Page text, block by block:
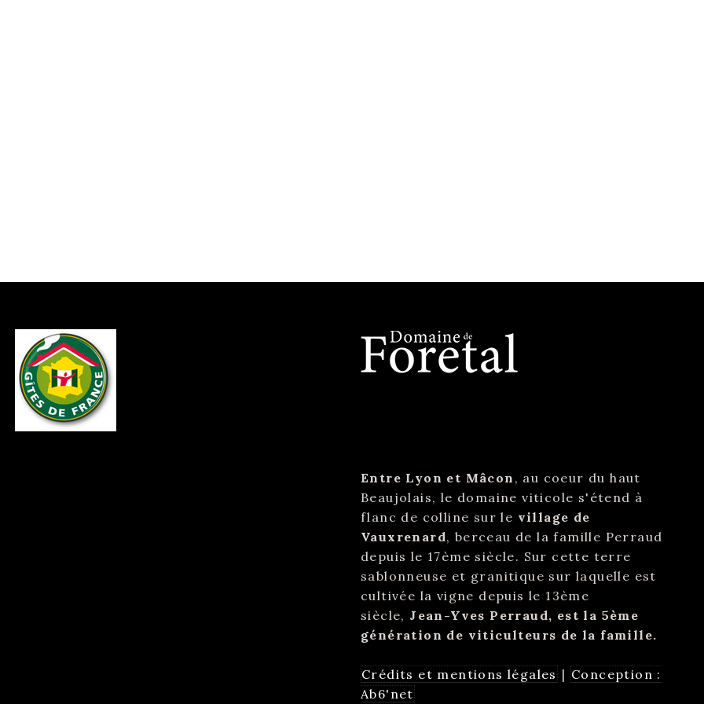
Entre Lyon et Mâcon , au coeur du haut
Beaujolais, le domaine viticole s'étend à
flanc de colline sur le village de
Vauxrenard, berceau de la famille Perraud
depuis le 17ème siècle. Sur cette terre
sablonneuse et granitique sur laquelle est
cultivée la vigne depuis le 13ème
siècle, Jean-Yves Perraud, est la 5ème
génération de viticulteurs de la famille.
Crédits et mentions légales|Conception :
Ab6'net